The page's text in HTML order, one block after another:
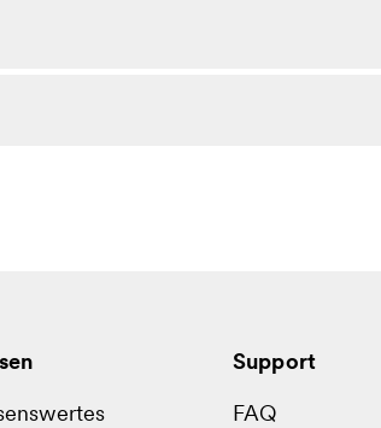
Support
FAQ